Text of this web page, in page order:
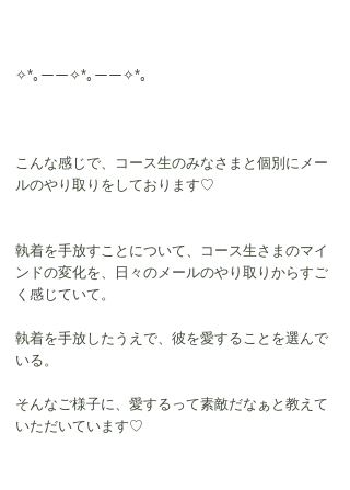
✧*｡ーー✧*｡ーー✧*｡
こんな感じで、コース生のみなさまと個別にメー
ルのやり取りをしております♡
執着を手放すことについて、コース生さまのマイ
ンドの変化を、日々のメールのやり取りからすご
く感じていて。
執着を手放したうえで、彼を愛することを選んで
いる。
そんなご様子に、愛するって素敵だなぁと教えて
いただいています♡